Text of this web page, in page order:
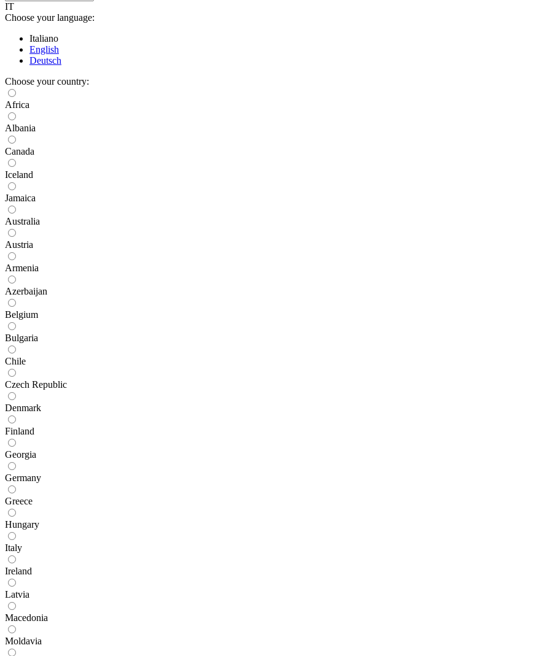
IT
Choose your language:
Italiano
English
Deutsch
Choose your country:
Africa
Albania
Canada
Iceland
Jamaica
Australia
Austria
Armenia
Azerbaijan
Belgium
Bulgaria
Chile
Czech Republic
Denmark
Finland
Georgia
Germany
Greece
Hungary
Italy
Ireland
Latvia
Macedonia
Moldavia